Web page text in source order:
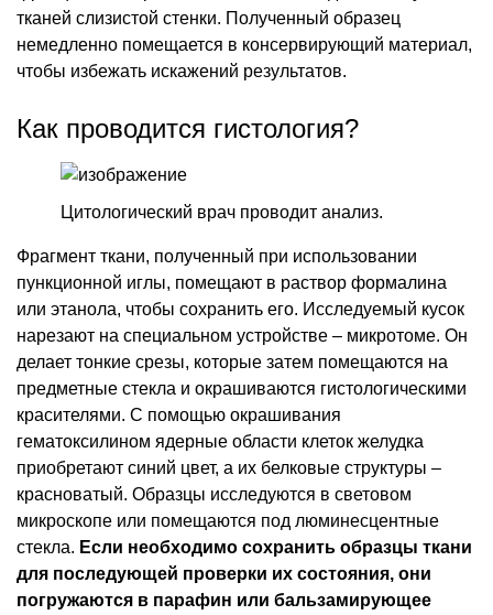
тканей слизистой стенки. Полученный образец
немедленно помещается в консервирующий материал,
чтобы избежать искажений результатов.
Как проводится гистология?
Цитологический врач проводит анализ.
Фрагмент ткани, полученный при использовании
пункционной иглы, помещают в раствор формалина
или этанола, чтобы сохранить его. Исследуемый кусок
нарезают на специальном устройстве – микротоме. Он
делает тонкие срезы, которые затем помещаются на
предметные стекла и окрашиваются гистологическими
красителями. С помощью окрашивания
гематоксилином ядерные области клеток желудка
приобретают синий цвет, а их белковые структуры –
красноватый. Образцы исследуются в световом
микроскопе или помещаются под люминесцентные
стекла. Если необходимо сохранить образцы ткани
для последующей проверки их состояния, они
погружаются в парафин или бальзамирующее